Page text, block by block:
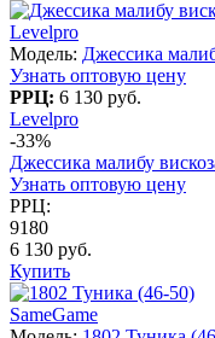
Levelpro
Модель: Джессика
Узнать оптовую цену
РРЦ: 6 130 руб.
Levelpro
-33%
Джессика малибу
Узнать оптовую цену
РРЦ:
9180
6 130 руб.
Купить
SameGame